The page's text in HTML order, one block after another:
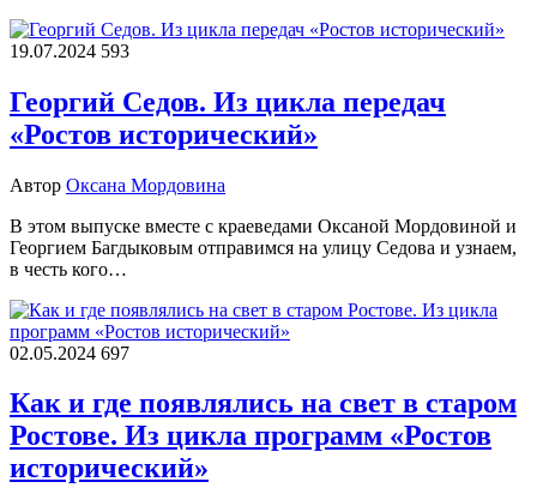
19.07.2024 593
Георгий Седов. Из цикла передач
«Ростов исторический»
Автор Оксана Мордовина
В этом выпуске вместе с краеведами Оксаной Мордовиной и
Георгием Багдыковым отправимся на улицу Седова и узнаем,
в честь кого…
02.05.2024 697
Как и где появлялись на свет в старом
Ростове. Из цикла программ «Ростов
исторический»